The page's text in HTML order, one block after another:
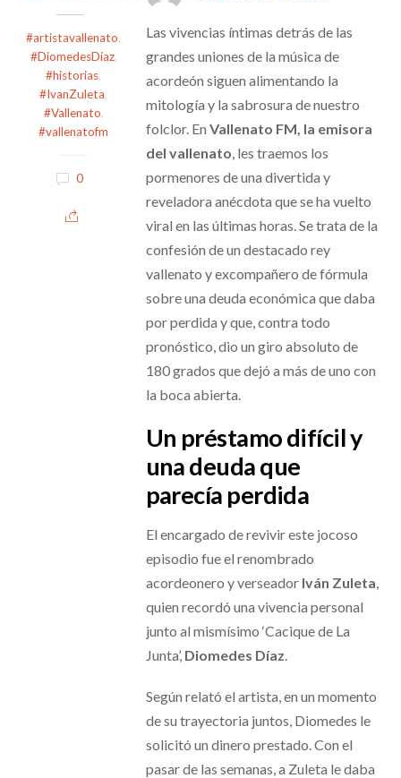
#artistavallenato,
#DiomedesDiaz,
#historias,
#IvanZuleta,
#Vallenato,
#vallenatofm
0
Las vivencias íntimas detrás de las
grandes uniones de la música de
acordeón siguen alimentando la
mitología y la sabrosura de nuestro
folclor. En Vallenato FM, la emisora
del vallenato, les traemos los
pormenores de una divertida y
reveladora anécdota que se ha vuelto
viral en las últimas horas. Se trata de la
confesión de un destacado rey
vallenato y excompañero de fórmula
sobre una deuda económica que daba
por perdida y que, contra todo
pronóstico, dio un giro absoluto de
180 grados que dejó a más de uno con
la boca abierta.
Un préstamo difícil y
una deuda que
parecía perdida
El encargado de revivir este jocoso
episodio fue el renombrado
acordeonero y verseador Iván Zuleta
quien recordó una vivencia personal
junto al mismísimo ‘Cacique de La
Junta’, Diomedes Díaz
Según relató el artista, en un momento
de su trayectoria juntos, Diomedes le
solicitó un dinero prestado. Con el
pasar de las semanas, a Zuleta le daba